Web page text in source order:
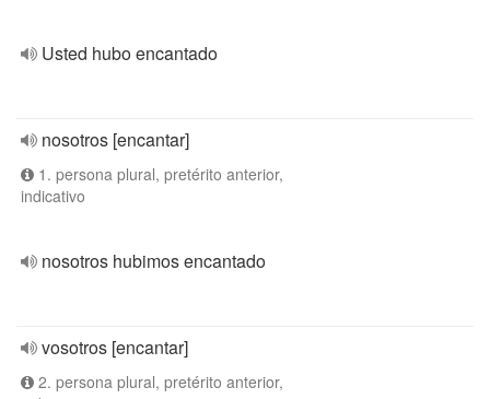
Usted hubo encantado
nosotros [encantar]
1. persona plural, pretérito anterior,
indicativo
nosotros hubimos encantado
vosotros [encantar]
2. persona plural, pretérito anterior,